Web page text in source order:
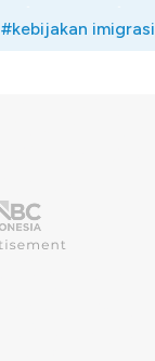
#kebijakan imigrasi